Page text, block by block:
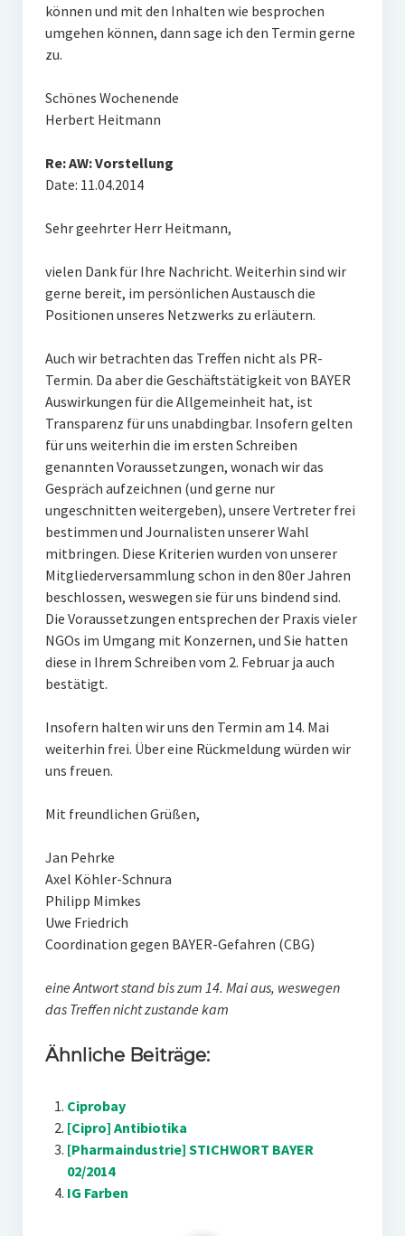
können und mit den Inhalten wie besprochen
umgehen können, dann sage ich den Termin gerne
zu.
Schönes Wochenende
Herbert Heitmann
Re: AW: Vorstellung
Date: 11.04.2014
Sehr geehrter Herr Heitmann,
vielen Dank für Ihre Nachricht. Weiterhin sind wir
gerne bereit, im persönlichen Austausch die
Positionen unseres Netzwerks zu erläutern.
Auch wir betrachten das Treffen nicht als PR-
Termin. Da aber die Geschäftstätigkeit von BAYER
Auswirkungen für die Allgemeinheit hat, ist
Transparenz für uns unabdingbar. Insofern gelten
für uns weiterhin die im ersten Schreiben
genannten Voraussetzungen, wonach wir das
Gespräch aufzeichnen (und gerne nur
ungeschnitten weitergeben), unsere Vertreter frei
bestimmen und Journalisten unserer Wahl
mitbringen. Diese Kriterien wurden von unserer
Mitgliederversammlung schon in den 80er Jahren
beschlossen, weswegen sie für uns bindend sind.
Die Voraussetzungen entsprechen der Praxis vieler
NGOs im Umgang mit Konzernen, und Sie hatten
diese in Ihrem Schreiben vom 2. Februar ja auch
bestätigt.
Insofern halten wir uns den Termin am 14. Mai
weiterhin frei. Über eine Rückmeldung würden wir
uns freuen.
Mit freundlichen Grüßen,
Jan Pehrke
Axel Köhler-Schnura
Philipp Mimkes
Uwe Friedrich
Coordination gegen BAYER-Gefahren (CBG)
eine Antwort stand bis zum 14. Mai aus, weswegen
das Treffen nicht zustande kam
Ähnliche Beiträge:
Ciprobay
[Cipro] Antibiotika
[Pharmaindustrie] STICHWORT BAYER
02/2014
IG Farben